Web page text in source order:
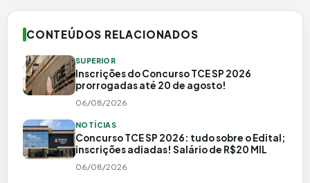
CONTEÚDOS RELACIONADOS
SUPERIOR
Inscrições do Concurso TCE SP 2026
prorrogadas até 20 de agosto!
06/08/2026
NOTÍCIAS
Concurso TCE SP 2026: tudo sobre o Edital;
inscrições adiadas! Salário de R$20 MIL
06/08/2026